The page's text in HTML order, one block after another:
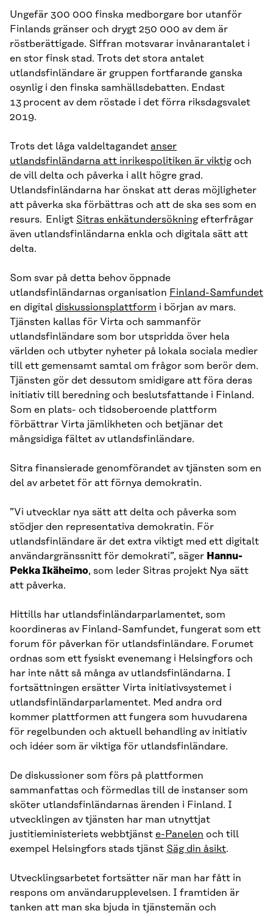
Ungefär 300 000 finska medborgare bor utanför
Finlands gränser och drygt 250 000 av dem är
röstberättigade. Siffran motsvarar invånarantalet i
en stor finsk stad. Trots det stora antalet
utlandsfinländare är gruppen fortfarande ganska
osynlig i den finska samhällsdebatten. Endast
13 procent av dem röstade i det förra riksdagsvalet
2019.
Trots det låga valdeltagandet anser
utlandsfinländarna att inrikespolitiken är viktigoch
de vill delta och påverka i allt högre grad.
Utlandsfinländarna har önskat att deras möjligheter
att påverka ska förbättras och att de ska ses som en
resurs. Enligt Sitras enkätundersökningefterfrågar
även utlandsfinländarna enkla och digitala sätt att
delta.
Som svar på detta behov öppnade
utlandsfinländarnas organisation Finland-Samfundet
en digital diskussionsplattform i början av mars.
Tjänsten kallas för Virta och sammanför
utlandsfinländare som bor utspridda över hela
världen och utbyter nyheter på lokala sociala medier
till ett gemensamt samtal om frågor som berör dem.
Tjänsten gör det dessutom smidigare att föra deras
initiativ till beredning och beslutsfattande i Finland.
Som en plats- och tidsoberoende plattform
förbättrar Virta jämlikheten och betjänar det
mångsidiga fältet av utlandsfinländare.
Sitra finansierade genomförandet av tjänsten som en
del av arbetet för att förnya demokratin.
”Vi utvecklar nya sätt att delta och påverka som
stödjer den representativa demokratin. För
utlandsfinländare är det extra viktigt med ett digitalt
användargränssnitt för demokrati”, säger Hannu-
Pekka Ikäheimo, som leder Sitras projekt Nya sätt
att påverka.
Hittills har utlandsfinländarparlamentet, som
koordineras av Finland-Samfundet, fungerat som ett
forum för påverkan för utlandsfinländare. Forumet
ordnas som ett fysiskt evenemang i Helsingfors och
har inte nått så många av utlandsfinländarna. I
fortsättningen ersätter Virta initiativsystemet i
utlandsfinländarparlamentet. Med andra ord
kommer plattformen att fungera som huvudarena
för regelbunden och aktuell behandling av initiativ
och idéer som är viktiga för utlandsfinländare.
De diskussioner som förs på plattformen
sammanfattas och förmedlas till de instanser som
sköter utlandsfinländarnas ärenden i Finland. I
utvecklingen av tjänsten har man utnyttjat
justitieministeriets webbtjänst e-Panelen och till
exempel Helsingfors stads tjänst Säg din åsikt.
Utvecklingsarbetet fortsätter när man har fått in
respons om användarupplevelsen. I framtiden är
tanken att man ska bjuda in tjänstemän och